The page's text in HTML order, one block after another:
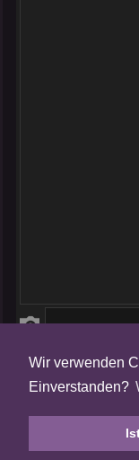
Wir verwenden
Einverstanden?
Tweets by